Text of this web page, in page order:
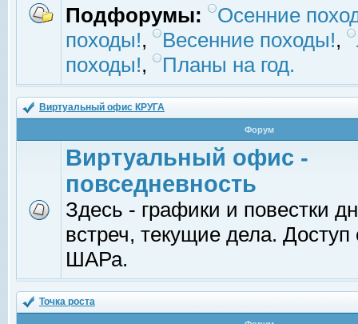
Подфорумы:
Осенние
походы!, Весенние походы!,
походы!, Планы на год.
Виртуальный офис КРУГА
Форум
Виртуальный офис -
повседневность
Здесь - графики и повестки
встреч, текущие дела.
ШАРа.
Точка роста